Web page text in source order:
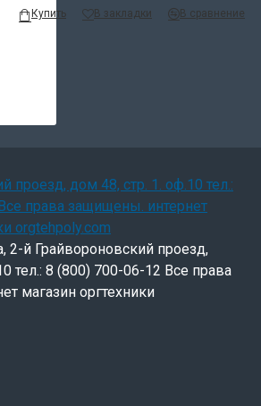
Купить В закладки В сравнение
2-й Грайвороновский проезд,
тел.: 8 (800) 700-06-12 Все права
магазин оргтехники